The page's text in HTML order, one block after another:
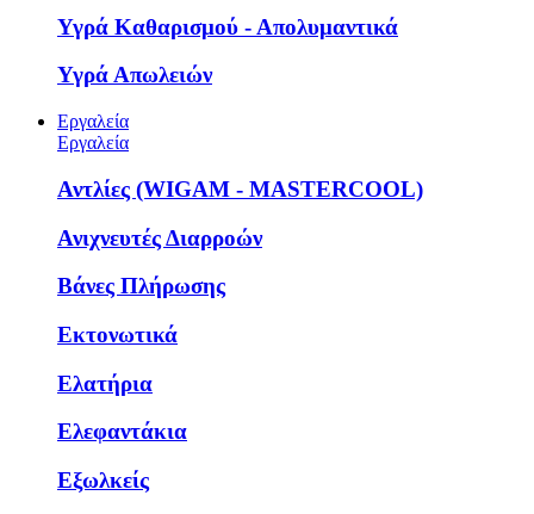
Υγρά Καθαρισμού - Απολυμαντικά
Υγρά Απωλειών
Εργαλεία
Εργαλεία
Αντλίες (WIGAM - MASTERCOOL)
Ανιχνευτές Διαρροών
Βάνες Πλήρωσης
Εκτονωτικά
Ελατήρια
Ελεφαντάκια
Εξωλκείς